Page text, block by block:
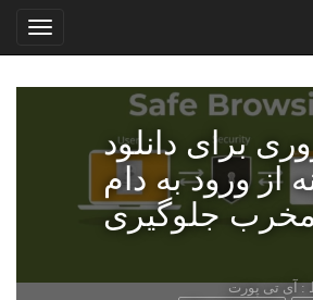
برای دانلود
از ورود به دام
جلوگیری
: آی تی پورت